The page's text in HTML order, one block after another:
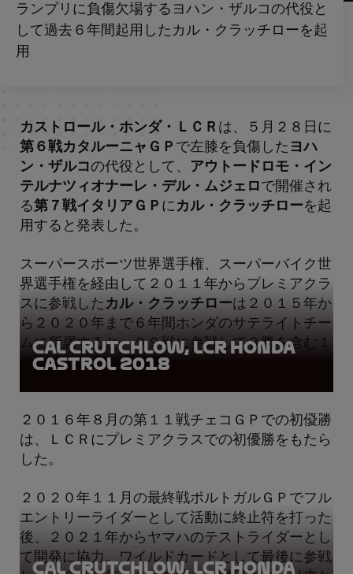
ランプリに負傷欠場するヨハン・ザルコの代役と
して過去６年間起用したカル・クラッチローを起
用
カストロール・ホンダ・ＬＣＲ は、５月２８日に
第６戦カタルーニャＧＰ で左膝を負傷した ヨハ
ン・ザルコの代役として、
アウトードロモ・イン
テルナツィオナーレ・デル・ムジェロ で開催され
る第７戦イタリアＧＰ に カル・クラッチローを起
用すると発表した。
スーパースポーツ世界選手権、スーパーバイク世
界選手権を経由して２０１１年からプレミアクラ
スに参戦した カル・クラッチローは２０１５年か
ら２０２０年まで６年間ホンダのサテライトチー
ムに所属すると、９９戦に参戦して３勝を含む１
２度の表彰台を獲得。
Cal Crutchlow, LCR Honda
Castrol 2018
２０１６年８月の第１１戦チェコＧＰでの初優勝
は、ＬＣＲにプレミアクラスでの初優勝をもたら
した。
２０２０年１１月の最終戦ポルトガルＧＰでフル
エントリーライダーとして活動に終止符を打った
後、２０２１年からヤマハのテストライダーとし
て開発に協力。ワイルドカードとして最後に参戦
Cal Crutchlow, LCR Honda